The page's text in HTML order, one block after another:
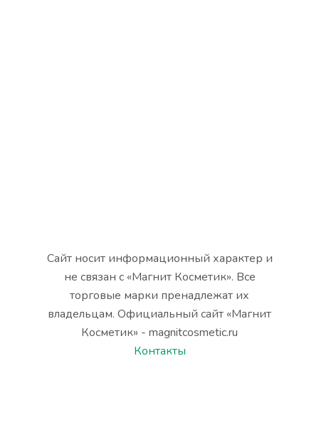
Сайт носит информационный характер и
не связан с «Магнит Косметик». Все
торговые марки пренадлежат их
владельцам. Официальный сайт «Магнит
Косметик» - magnitcosmetic.ru
Контакты